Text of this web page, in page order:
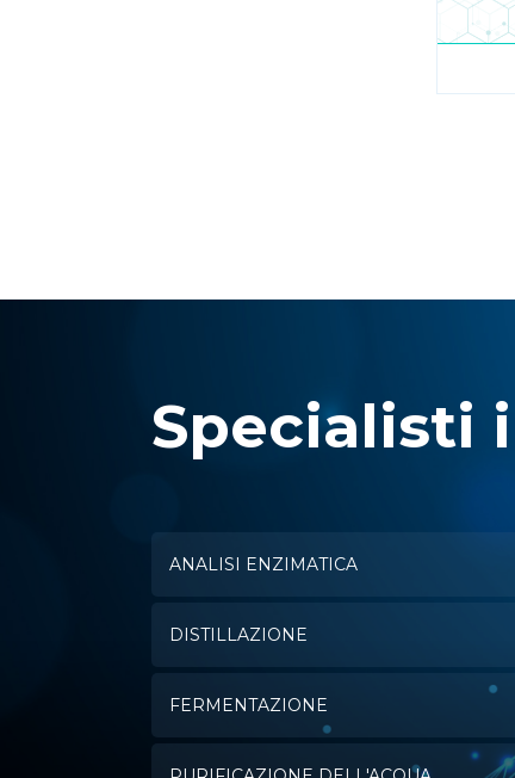
Specialisti
ANALISI ENZIMATICA
DISTILLAZIONE
FERMENTAZIONE